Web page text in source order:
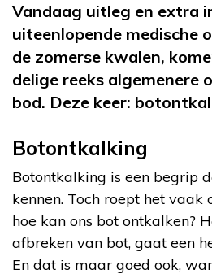
Vandaag uitleg en extra
uiteenlopende medische
de zomerse kwalen,
delige reeks algemenere
bod. Deze keer:
Botontkalking
Botontkalking is een begrip
kennen. Toch roept het vaak
hoe kan ons bot ontkalken?
afbreken van bot, gaat een
En dat is maar goed ook,